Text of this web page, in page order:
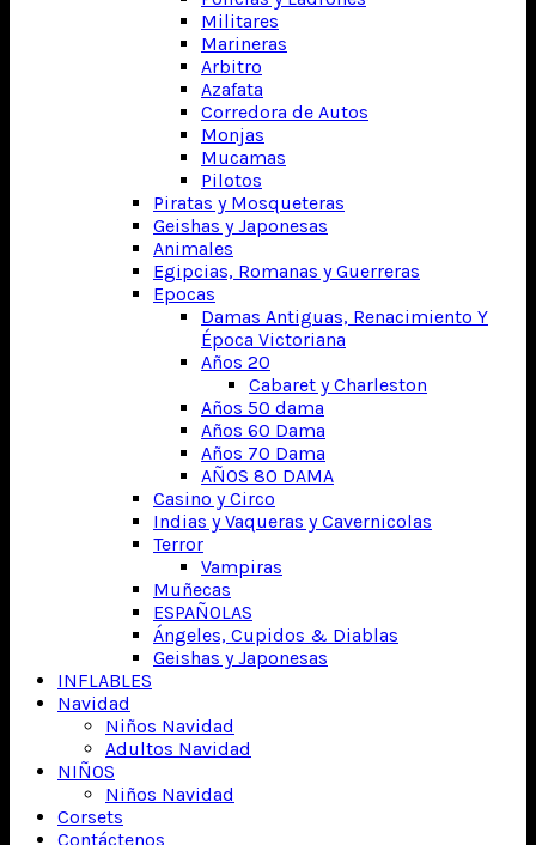
Militares
Marineras
Arbitro
Azafata
Corredora de Autos
Monjas
Mucamas
Pilotos
Piratas y Mosqueteras
Geishas y Japonesas
Animales
Egipcias, Romanas y Guerreras
Epocas
Damas Antiguas, Renacimiento Y
Época Victoriana
Años 20
Cabaret y Charleston
Años 50 dama
Años 60 Dama
Años 70 Dama
AÑOS 80 DAMA
Casino y Circo
Indias y Vaqueras y Cavernicolas
Terror
Vampiras
Muñecas
ESPAÑOLAS
Ángeles, Cupidos & Diablas
Geishas y Japonesas
INFLABLES
Navidad
Niños Navidad
Adultos Navidad
NIÑOS
Niños Navidad
Corsets
Contáctenos